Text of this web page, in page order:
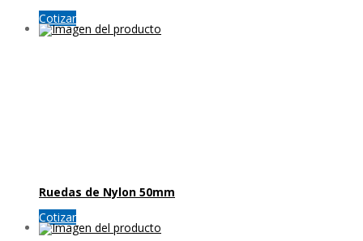
Cotizar
Ruedas de Nylon 50mm
Cotizar